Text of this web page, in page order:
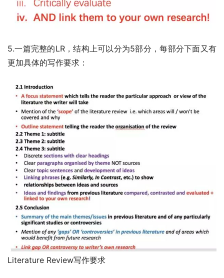
5.一篇完整的LR，结构上可以分为5部分，每部分下面又有
更加具体的写作要求：
Literature Review写作要求